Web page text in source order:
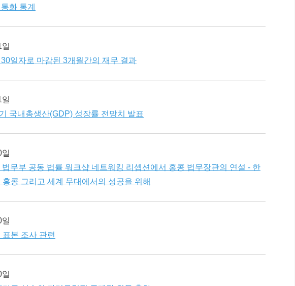
화 통계
일자로 마감된 3개월간의 재무 결과
국내총생산(GDP) 성장률 전망치 발표
법무부 공동 법률 워크샵 네트워킹 리셉션에서 홍콩 법무장관의 연설 - 한
홍콩 그리고 세계 무대에서의 성공을 위해
본 조사 관련